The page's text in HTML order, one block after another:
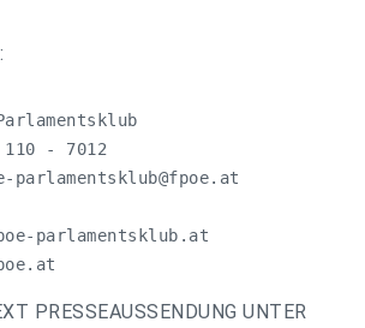
- 7012
parlamentsklub@fpoe.at
parlamentsklub.at
PRESSEAUSSENDUNG UNTER